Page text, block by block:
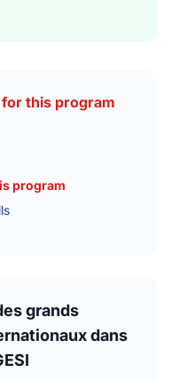
this program
program
grands
dans